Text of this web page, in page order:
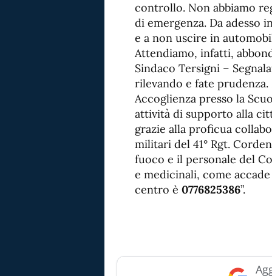
controllo. Non abbiamo
di emergenza. Da adesso
e a non uscire in
Attendiamo, infatti,
Sindaco Tersigni –
rilevando e fate
Accoglienza presso la
attività di supporto alla
grazie alla proficua
militari del 41° Rgt.
fuoco e il personale del
e medicinali, come
centro è 0776825386”.